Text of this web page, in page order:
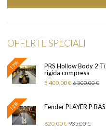
OFFERTE SPECIALI
17%
PRS Hollow Body 2
rigida compresa
5 400,00 € 6 500,00 €
12% Fender PLAYER P
820,00 € 935,00 €